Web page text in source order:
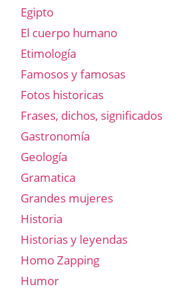
Egipto
El cuerpo humano
Etimología
Famosos y famosas
Fotos historicas
Frases, dichos, significados
Gastronomía
Geología
Gramatica
Grandes mujeres
Historia
Historias y leyendas
Homo Zapping
Humor